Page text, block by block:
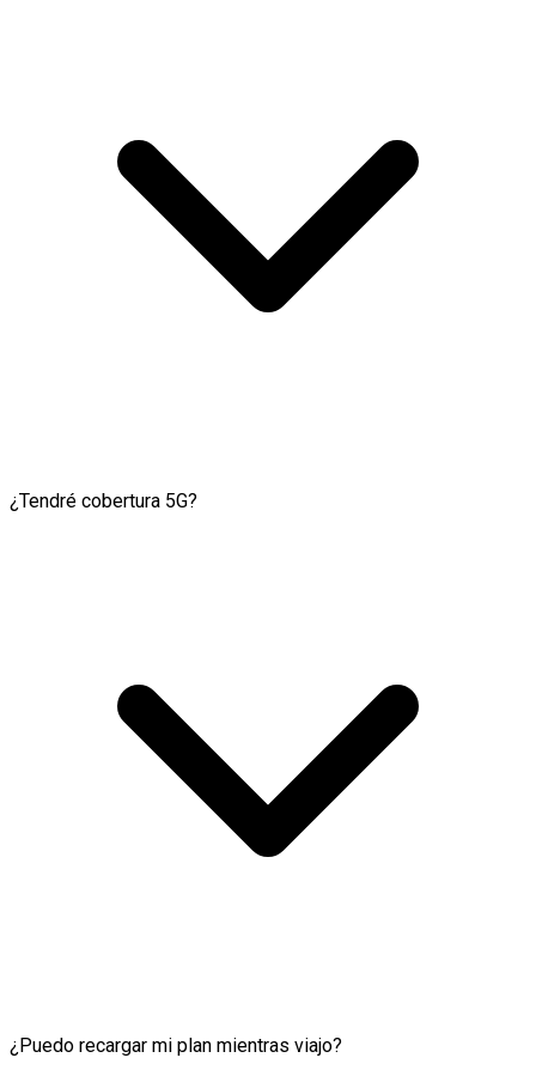
¿Tendré cobertura 5G?
¿Puedo recargar mi plan mientras viajo?